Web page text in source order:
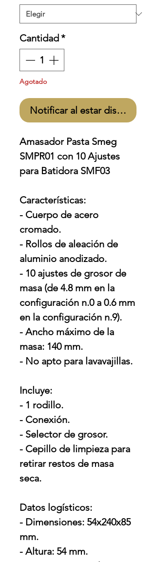
Cantidad*
Agotado
Notificar al estar disponible
Amasador Pasta Smeg
SMPR01 con 10 Ajustes
para Batidora SMF03
Características:
- Cuerpo de acero
cromado.
- Rollos de aleación de
aluminio anodizado.
- 10 ajustes de grosor de
masa (de 4.8 mm en la
configuración n.0 a 0.6 mm
en la configuración n.9).
- Ancho máximo de la
masa: 140 mm.
- No apto para lavavajillas.
Incluye:
- 1 rodillo.
- Conexión.
- Selector de grosor.
- Cepillo de limpieza para
retirar restos de masa
seca.
Datos logísticos:
- Dimensiones: 54x240x85
mm.
- Altura: 54 mm.